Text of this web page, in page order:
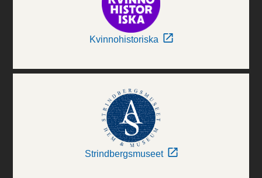
Kvinnohistoriska
Strindbergsmuseet